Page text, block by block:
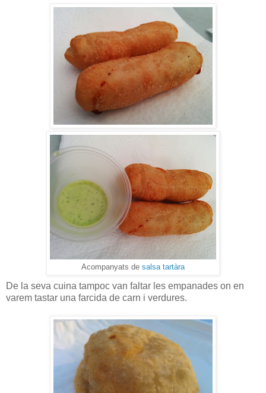
Acompanyats de salsa tartàra
De la seva cuina tampoc van faltar les empanades on en
varem tastar una farcida de carn i verdures.